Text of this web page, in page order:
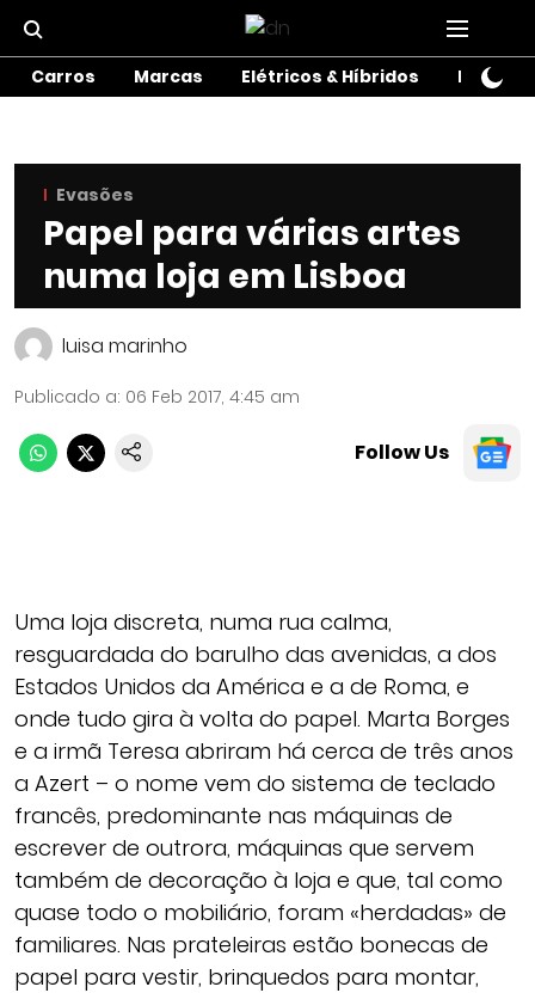
Carros Marcas Elétricos & Híbridos Motos
Evasões
Papel para várias artes
numa loja em Lisboa
luisa marinho
Publicado a: 06 Feb 2017, 4:45 am
Follow Us
Uma loja discreta, numa rua calma,
resguardada do barulho das avenidas, a dos
Estados Unidos da América e a de Roma, e
onde tudo gira à volta do papel. Marta Borges
e a irmã Teresa abriram há cerca de três anos
a Azert – o nome vem do sistema de teclado
francês, predominante nas máquinas de
escrever de outrora, máquinas que servem
também de decoração à loja e que, tal como
quase todo o mobiliário, foram «herdadas» de
familiares. Nas prateleiras estão bonecas de
papel para vestir, brinquedos para montar,